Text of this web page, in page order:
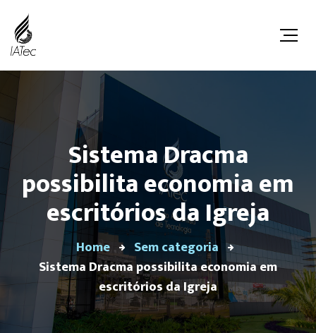
Sistema Dracma
possibilita economia em
escritórios da Igreja
Home
Sem categoria
Sistema Dracma possibilita economia em
escritórios da Igreja